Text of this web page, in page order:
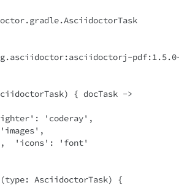
{ docTask ->
(type: AsciidoctorTask) {